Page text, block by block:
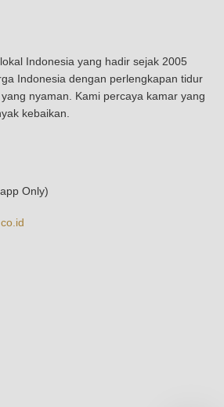
Indonesia yang hadir sejak 2005
Indonesia dengan perlengkapan tidur
nyaman. Kami percaya kamar yang
kebaikan.
Only)